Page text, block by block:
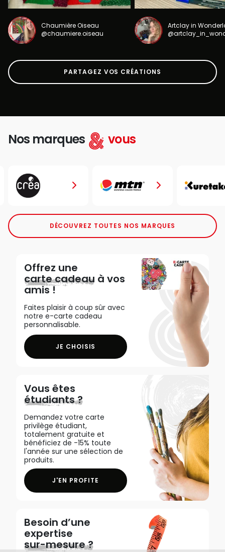
Chaumière Oiseau
@chaumiere.oiseau
Artclay in
PARTAGEZ VOS CRÉATIONS
Nos marques vous
DÉCOUVREZ TOUTES NOS MARQUES
Offrez une
carte cadeau à vos
amis !
Faites plaisir à coup sûr avec
notre e-carte cadeau
personnalisable.
JE CHOISIS
Vous êtes
étudiants ?
Demandez votre carte
privilège étudiant,
totalement gratuite et
bénéficiez de -15% toute
l'année sur une sélection de
produits.
J'EN PROFITE
Besoin d’une
expertise
sur-mesure ?